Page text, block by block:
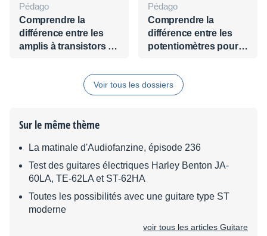
Pédago
Comprendre la
différence entre les
amplis à transistors et
Pédago
Comprendre la
différence entre les
potentiomètres pour
5 min !
Voir tous les dossiers
Sur le même thème
La matinale d'Audiofanzine, épisode 236
Test des guitares électriques Harley Benton JA-
60LA, TE-62LA et ST-62HA
Toutes les possibilités avec une guitare type ST
moderne
voir tous les articles Guitare